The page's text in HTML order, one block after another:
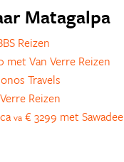
Matagalpa
Reizen
met Van Verre Reizen
Travels
Reizen
va € 3299 met Sawadee